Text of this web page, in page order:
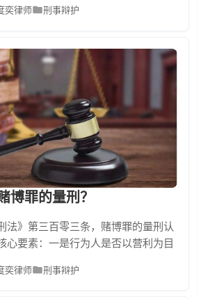
有期徒刑。而赌博罪主要针对以营利
设赌场罪是"组织经营行为"，赌博罪
普通人而言，若只是偶尔参与赌博且
治安处罚范畴。但若存在以...
奕律师 刑事辩护
博罪的量刑？
法》第三百零三条，赌博罪的量刑认
心要素：一是行为人是否以营利为目
立案标准。实务中，法院会重点审查
奕律师 刑事辩护